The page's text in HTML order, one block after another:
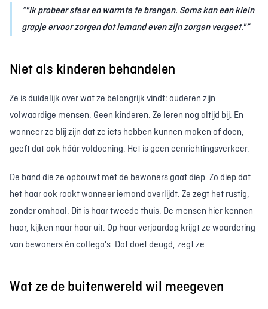
"Ik probeer sfeer en warmte te brengen. Soms kan een klein
grapje ervoor zorgen dat iemand even zijn zorgen vergeet."
Niet als kinderen behandelen
Ze is duidelijk over wat ze belangrijk vindt: ouderen zijn
volwaardige mensen. Geen kinderen. Ze leren nog altijd bij. En
wanneer ze blij zijn dat ze iets hebben kunnen maken of doen,
geeft dat ook háár voldoening. Het is geen eenrichtingsverkeer.
De band die ze opbouwt met de bewoners gaat diep. Zo diep dat
het haar ook raakt wanneer iemand overlijdt. Ze zegt het rustig,
zonder omhaal. Dit is haar tweede thuis. De mensen hier kennen
haar, kijken naar haar uit. Op haar verjaardag krijgt ze waardering
van bewoners én collega's. Dat doet deugd, zegt ze.
Wat ze de buitenwereld wil meegeven